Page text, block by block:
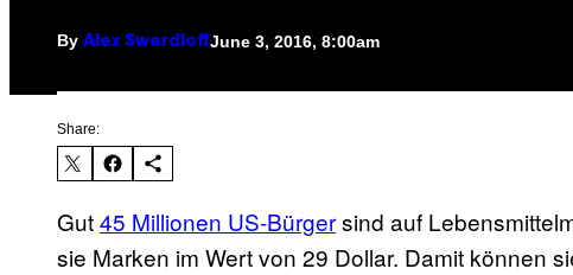
By Alex SwerdloffJune 3, 2016, 8:00am
Share:
Gut45 Millionen US-Bürgersind auf
sie Marken im Wert von 29 Dollar. Damit können